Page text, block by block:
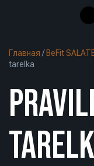
Главная / BeFit
tarelka